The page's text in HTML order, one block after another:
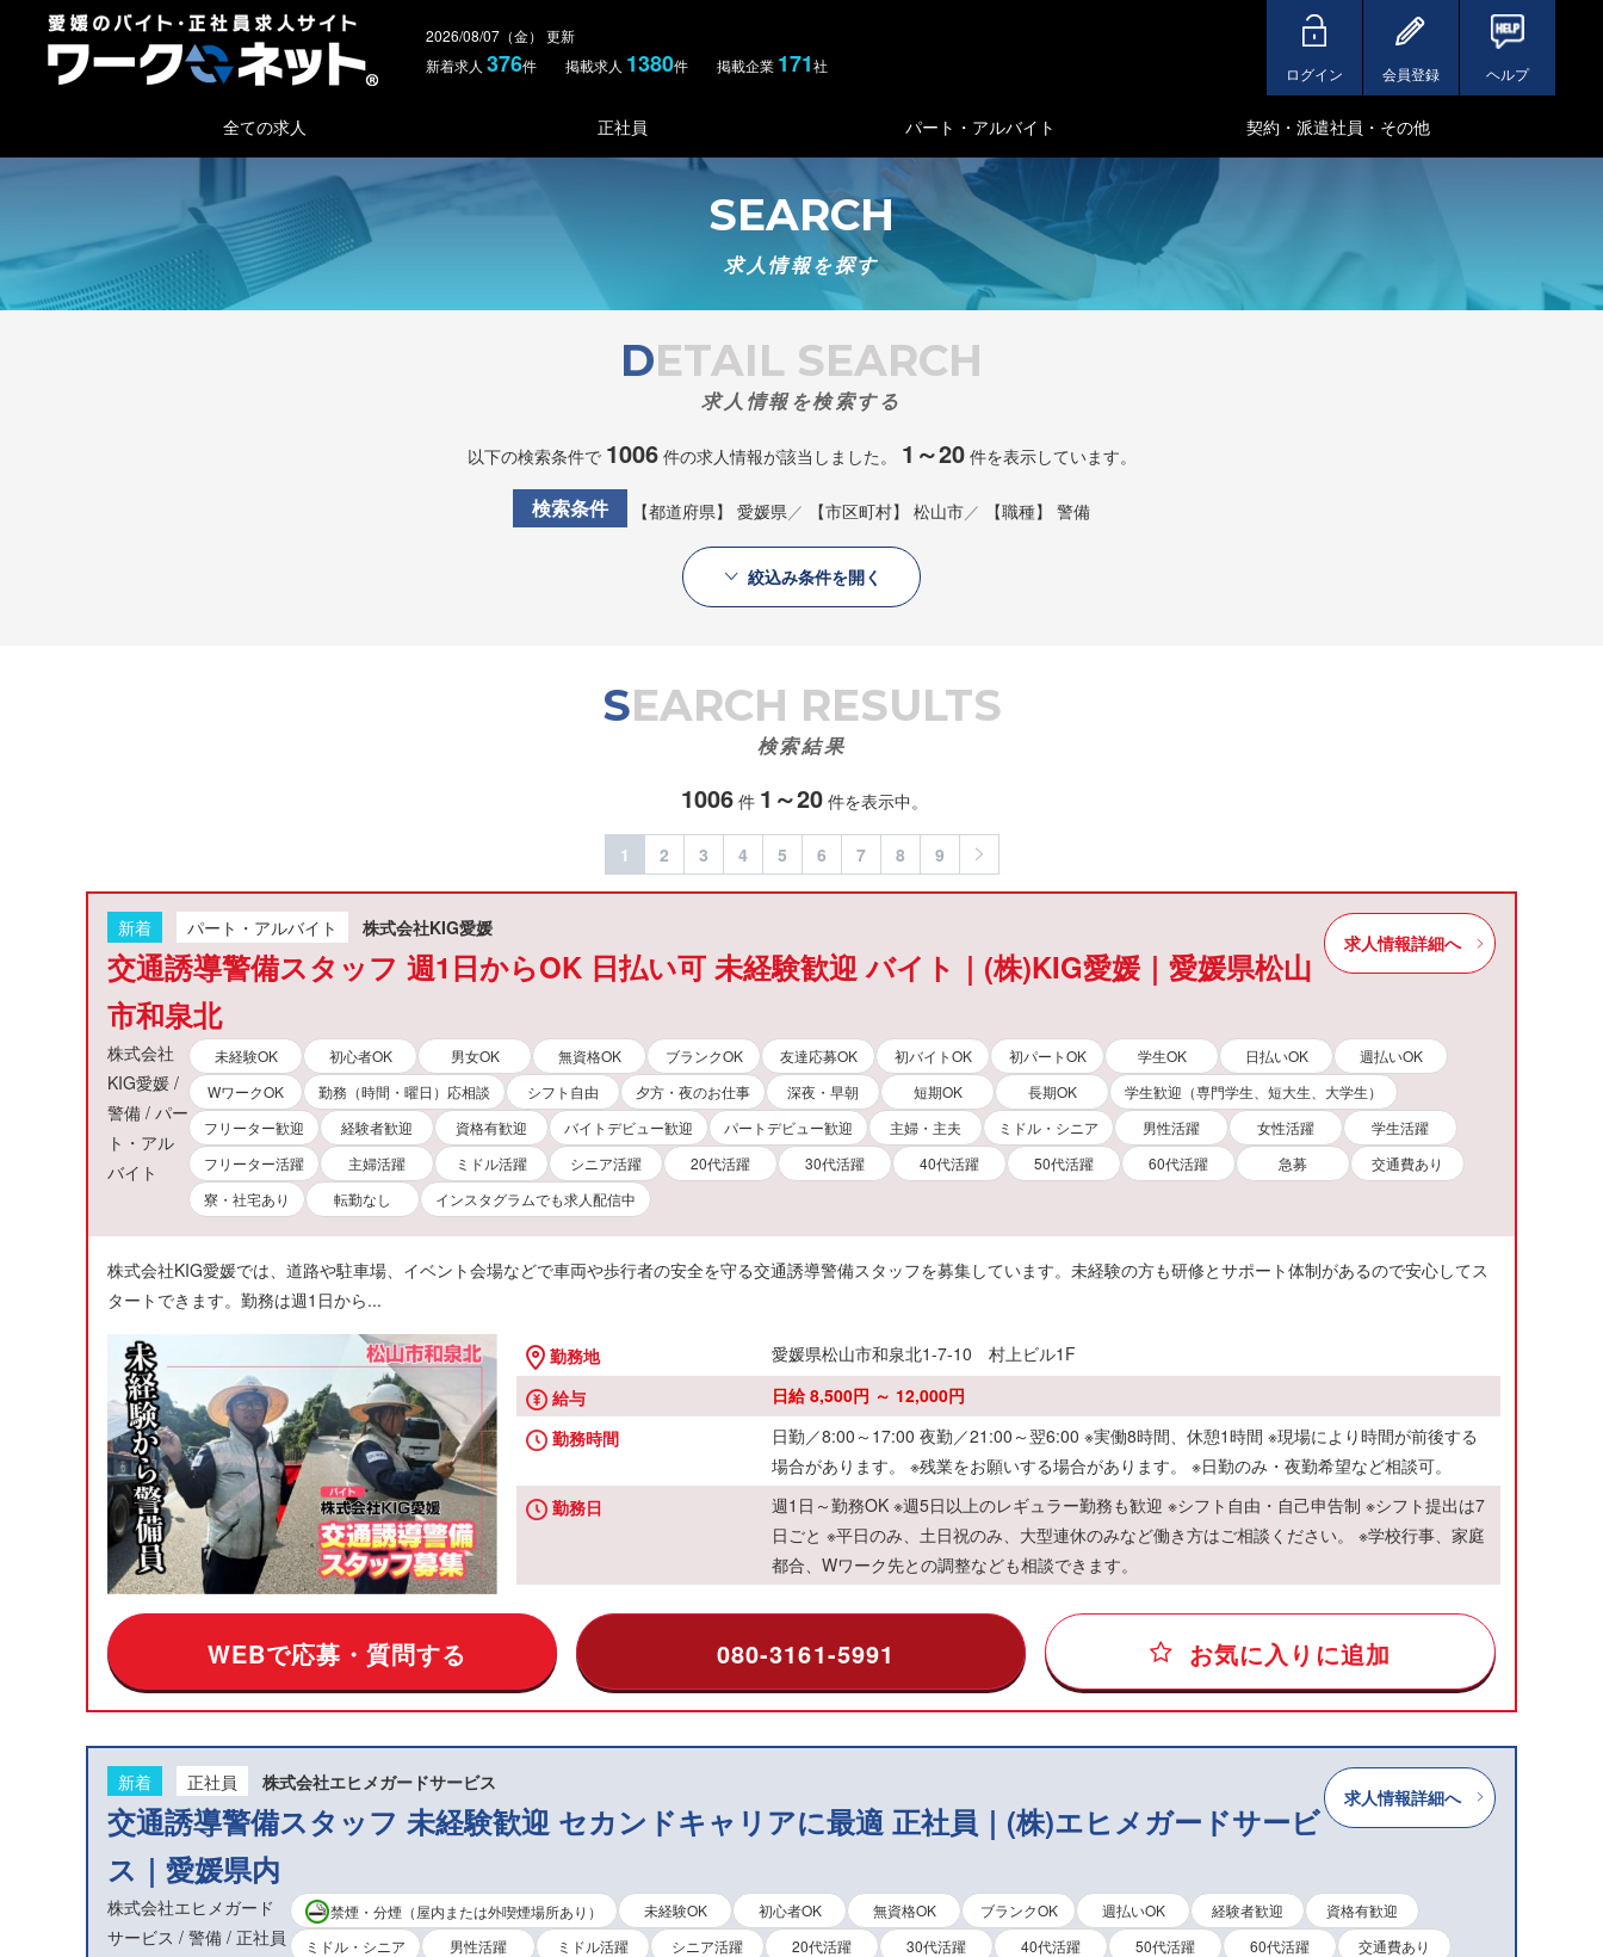
2026/08/07（金） 更新
新着求人 376件 掲載求人 1380件 掲載企業 171社 ログイン 会員登録 ヘルプ
全ての求人 正社員 パート・アルバイト 契約・派遣社員・その他
SEARCH
求人情報を探す
DETAIL SEARCH
求人情報を検索する
以下の検索条件で 1006 件の求人情報が該当しました。 1～20 件を表示しています。
検索条件 【都道府県】 愛媛県 【市区町村】 松山市 【職種】 警備
絞込み条件を開く
SEARCH RESULTS
検索結果
1006 件 1～20 件を表示中。
1 2 3 4 5 6 7 8 9
新着 パート・アルバイト 株式会社KIG愛媛
交通誘導警備スタッフ 週1日からOK 日払い可 未経験歓迎 バイト｜(株)KIG愛媛｜愛媛県松山
市和泉北
株式会社
KIG愛媛 /
警備 / パー
ト・アル
バイト
未経験OK 初心者OK 男女OK 無資格OK ブランクOK 友達応募OK 初バイトOK 初パートOK 学生OK 日払いOK
週払いOK
WワークOK
勤務（時間・曜日）応相談 シフト自由 夕方・夜のお仕事 深夜・早朝 短期OK 長期OK
学生歓迎（専門学生、短大生、大学生）
フリーター歓迎
経験者歓迎 資格有歓迎 バイトデビュー歓迎 パートデビュー歓迎 主婦・主夫 ミドル・シニア 男性活躍 女性活躍
学生活躍
フリーター活躍
主婦活躍 ミドル活躍 シニア活躍 20代活躍 30代活躍 40代活躍 50代活躍 60代活躍 急募
交通費あり
寮・社宅あり
転勤なし インスタグラムでも求人配信中
求人情報詳細へ
株式会社KIG愛媛では、道路や駐車場、イベント会場などで車両や歩行者の安全を守る交通誘導警備スタッフを募集しています。未経験の方も研修とサポート体制があるので安心してス
タートできます。勤務は週1日から...
勤務地
愛媛県松山市和泉北1-7-10 村上ビル1F
給与
日給 8,500円 ～ 12,000円
勤務時間
日勤／8:00～17:00 夜勤／21:00～翌6:00 ※実働8時間、休憩1時間 ※現場により時間が前後する
場合があります。 ※残業をお願いする場合があります。 ※日勤のみ・夜勤希望など相談可。
勤務日
週1日～勤務OK ※週5日以上のレギュラー勤務も歓迎 ※シフト自由・自己申告制 ※シフト提出は7
日ごと ※平日のみ、土日祝のみ、大型連休のみなど働き方はご相談ください。 ※学校行事、家庭
都合、Wワーク先との調整なども相談できます。
WEBで応募・質問する 080-3161-5991 お気に入りに追加
新着 正社員 株式会社エヒメガードサービス
交通誘導警備スタッフ 未経験歓迎 セカンドキャリアに最適 正社員｜(株)エヒメガードサービ
ス｜愛媛県内
株式会社エヒメガード
サービス / 警備 / 正社員
禁煙・分煙（屋内または外喫煙場所あり） 未経験OK 初心者OK 無資格OK ブランクOK 週払いOK 経験者歓迎
資格有歓迎
ミドル・シニア
男性活躍 ミドル活躍 シニア活躍 20代活躍 30代活躍 40代活躍 50代活躍 60代活躍 交通費あり
求人情報詳細へ